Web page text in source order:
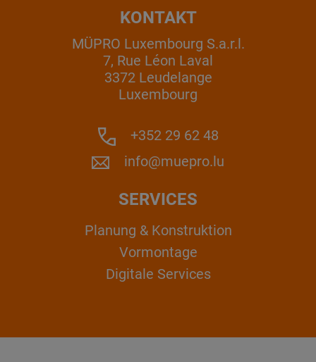
KONTAKT
MÜPRO Luxembourg S.a.r.l.
7, Rue Léon Laval
3372 Leudelange
Luxembourg
+352 29 62 48
info@muepro.lu
SERVICES
Planung & Konstruktion
Vormontage
Digitale Services